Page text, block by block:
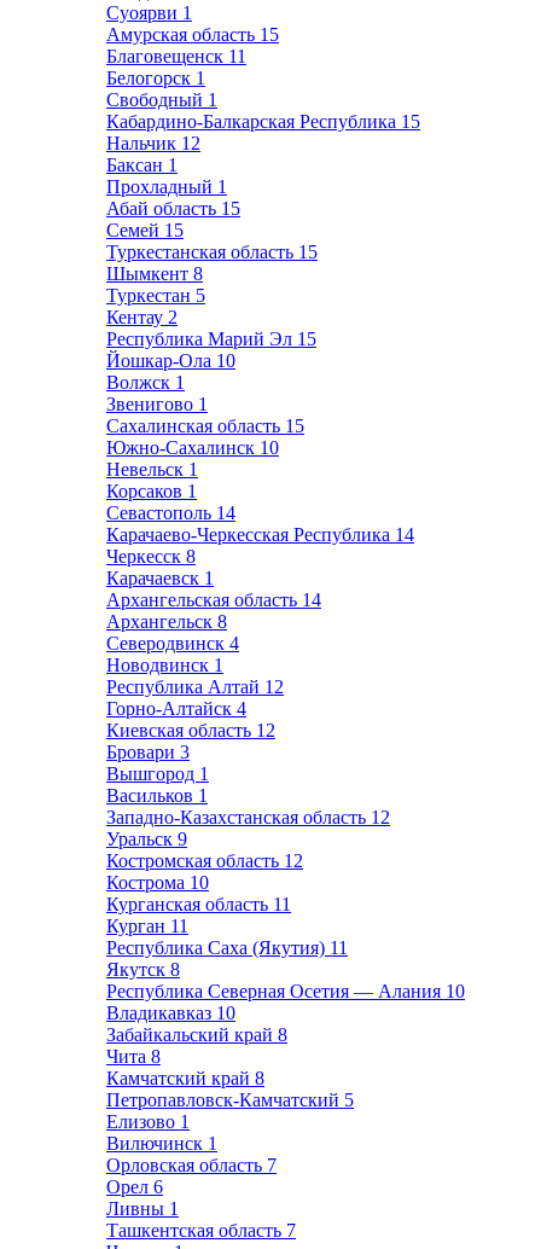
Суоярви 1
Амурская область 15
Благовещенск 11
Белогорск 1
Свободный 1
Кабардино-Балкарская Республика 15
Нальчик 12
Баксан 1
Прохладный 1
Абай область 15
Семей 15
Туркестанская область 15
Шымкент 8
Туркестан 5
Кентау 2
Республика Марий Эл 15
Йошкар-Ола 10
Волжск 1
Звенигово 1
Сахалинская область 15
Южно-Сахалинск 10
Невельск 1
Корсаков 1
Севастополь 14
Карачаево-Черкесская Республика 14
Черкесск 8
Карачаевск 1
Архангельская область 14
Архангельск 8
Северодвинск 4
Новодвинск 1
Республика Алтай 12
Горно-Алтайск 4
Киевская область 12
Бровари 3
Вышгород 1
Васильков 1
Западно-Казахстанская область 12
Уральск 9
Костромская область 12
Кострома 10
Курганская область 11
Курган 11
Республика Саха (Якутия) 11
Якутск 8
Республика Северная Осетия — Алания 10
Владикавказ 10
Забайкальский край 8
Чита 8
Камчатский край 8
Петропавловск-Камчатский 5
Елизово 1
Вилючинск 1
Орловская область 7
Орел 6
Ливны 1
Ташкентская область 7